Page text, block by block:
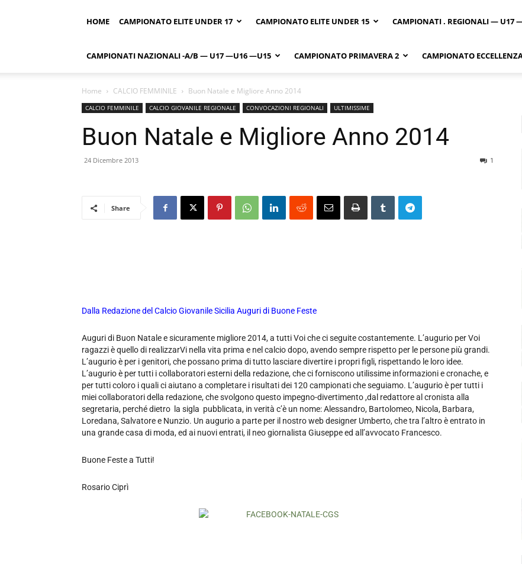
HOME CAMPIONATO ELITE UNDER 17 CAMPIONATO ELITE UNDER 15 CAMPIONATI . REGIONALI — U17
CAMPIONATI NAZIONALI -A/B — U17 —U16 —U15 CAMPIONATO PRIMAVERA 2 CAMPIONATO
Home CALCIO FEMMINILE Buon Natale e Migliore Anno 2014
CALCIO FEMMINILE CALCIO GIOVANILE REGIONALE CONVOCAZIONI REGIONALI ULTIMISSIME
Buon Natale e Migliore Anno 2014
24 Dicembre 2013 1
Share
Dalla Redazione del Calcio Giovanile Sicilia Auguri di Buone Feste
Auguri di Buon Natale e sicuramente migliore 2014, a tutti Voi che ci seguite costantemente. L’augurio per Voi
ragazzi è quello di realizzarVi nella vita prima e nel calcio dopo, avendo sempre rispetto per le persone più grandi.
L’augurio è per i genitori, che possano prima di tutto lasciare divertire i propri figli, rispettando le loro idee.
L’augurio è per tutti i collaboratori esterni della redazione, che ci forniscono utilissime informazioni e cronache, e
per tutti coloro i quali ci aiutano a completare i risultati dei 120 campionati che seguiamo. L’augurio è per tutti i
miei collaboratori della redazione, che svolgono questo impegno-divertimento ,dal redattore al cronista alla
segretaria, perché dietro la sigla pubblicata, in verità c’è un nome: Alessandro, Bartolomeo, Nicola, Barbara,
Loredana, Salvatore e Nunzio. Un augurio a parte per il nostro web designer Umberto, che tra l’altro è entrato in
una grande casa di moda, ed ai nuovi entrati, il neo giornalista Giuseppe ed all’avvocato Francesco.
Buone Feste a Tutti!
Rosario Ciprì